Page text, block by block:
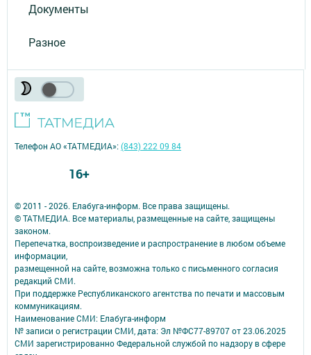
Документы
Разное
© 2011 - 2026. Елабуга-информ. Все права защищены.
© ТАТМЕДИА. Все материалы, размещенные на сайте, защищены
законом.
Перепечатка, воспроизведение и распространение в любом объеме
информации,
размещенной на сайте, возможна только с письменного согласия
редакций СМИ.
При поддержке Республиканского агентства по печати и массовым
коммуникациям.
Наименование СМИ: Елабуга-информ
№ записи о регистрации СМИ, дата: Эл №ФС77-89707 от 23.06.2025
СМИ зарегистрированно Федеральной службой по надзору в сфере
Телефон АО «ТАТМЕДИА»:(843) 222 09 84
16+